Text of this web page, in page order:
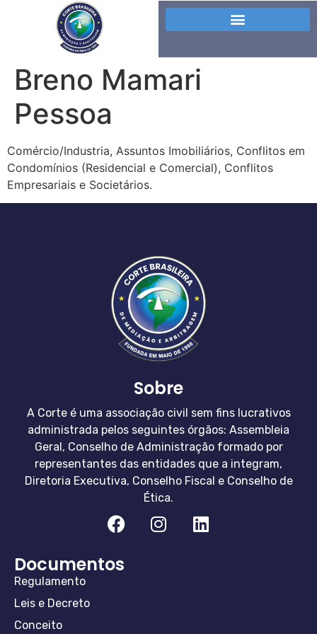
Breno Mamari
Pessoa
Comércio/Industria, Assuntos Imobiliários, Conflitos em
Condomínios (Residencial e Comercial), Conflitos
Empresariais e Societários.
Sobre
A Corte é uma associação civil sem fins lucrativos
administrada pelos seguintes órgãos: Assembleia
Geral, Conselho de Administração formado por
representantes das entidades que a integram,
Diretoria Executiva, Conselho Fiscal e Conselho de
Ética.
Documentos
Regulamento
Leis e Decreto
Conceito